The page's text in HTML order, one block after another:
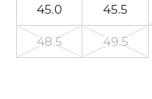
45.0 45.5
48.5 49.5